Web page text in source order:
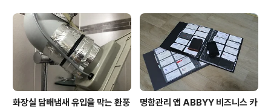
화장실 담배냄새 유입을 막는 환풍 명함관리 앱 ABBYY 비즈니스 카